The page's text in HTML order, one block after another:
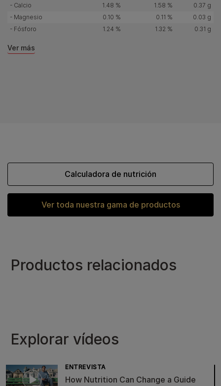
- Calcio 1.48 % 1.58 %
0.37 g
- Magnesio
0.10 % 0.11 %
0.03 g
- Fósforo
1.24 % 1.32 % 0.31 g
Ver más
Ver toda nuestra gama de productos
Calculadora de nutrición
Productos relacionados
Explorar vídeos
ENTREVISTA
How Nutrition Can Change a Guide